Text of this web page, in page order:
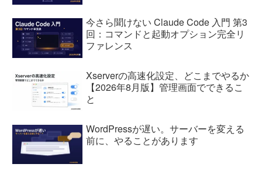
今さら聞けない Claude Code 入門 第3
回：コマンドと起動オプション完全リ
ファレンス
Xserverの高速化設定、どこまでやるか
【2026年8月版】管理画面でできるこ
と
WordPressが遅い。サーバーを変える
前に、やることがあります